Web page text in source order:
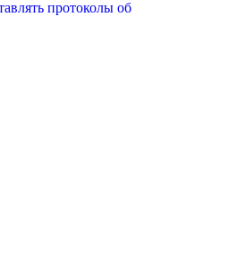
протоколы об